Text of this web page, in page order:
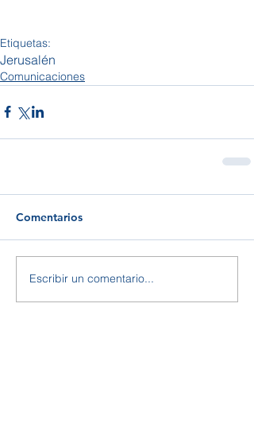
Etiquetas:
Jerusalén
Comunicaciones
Comentarios
Escribir un comentario...